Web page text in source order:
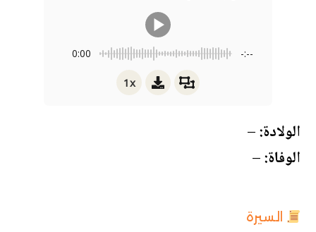
0:00 -:--
1x
الولادة:–
الوفاة:–
السيرة